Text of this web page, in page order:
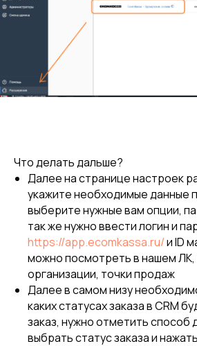
Что делать дальше?
Далее на странице настроек
укажите необходимые данные
выберите нужные вам опции,
так же нужно ввести логин и
https://app.ecomkassa.ru/и ID
можно посмотреть в нашем ЛК,
организации, точки продаж
Далее в самом низу
каких статусах заказа в CRM
заказ, нужно отметить способ
выбрать статус заказа и